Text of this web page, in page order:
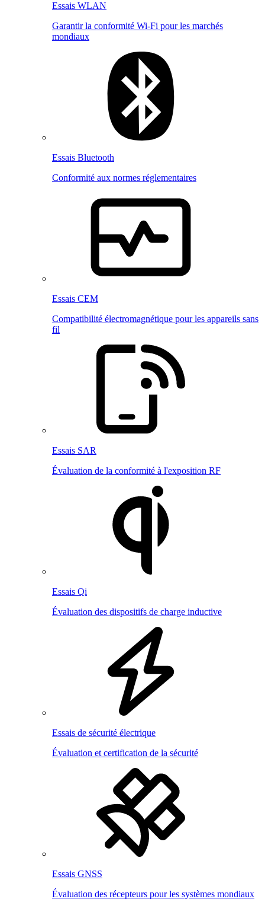
Essais WLAN
Garantir la conformité Wi-Fi pour les marchés
mondiaux
Essais Bluetooth
Conformité aux normes réglementaires
Essais CEM
Compatibilité électromagnétique pour les appareils sans
fil
Essais SAR
Évaluation de la conformité à l'exposition RF
Essais Qi
Évaluation des dispositifs de charge inductive
Essais de sécurité électrique
Évaluation et certification de la sécurité
Essais GNSS
Évaluation des récepteurs pour les systèmes mondiaux